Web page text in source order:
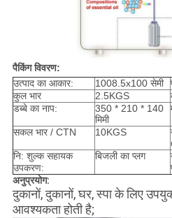
पैकिंग विवरण:
उत्पाद का आकार:
1008.5x100 सेमी
कुल भार
2.5KGS
डब्बे का नाप:
350 * 210 * 140
मिमी
सकल भार / CTN 10KGS
नि: शुल्क सहायक
उपकरण:
बिजली का प्लग
अनुप्रयोग:
दुकानों, दुकानों, घर, स्पा के लिए
आवश्यकता होती है;